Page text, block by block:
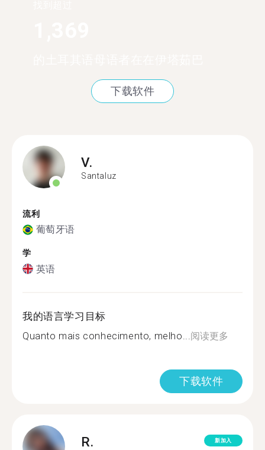
下载软件
V.
Santaluz
流利
葡萄牙语
学
英语
我的语言学习目标
Quanto mais conhecimento, melho... 阅读更多
下载软件
R. 新加入